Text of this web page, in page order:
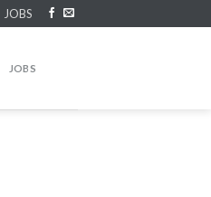
JOBS
JOBS